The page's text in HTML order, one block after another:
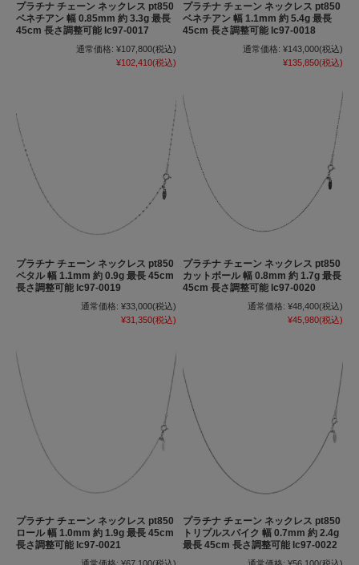
プラチナ チェーン ネックレス pt850
ベネチアン 幅 0.85mm 約 3.3g 最長
45cm 長さ調整可能 lc97-0017
通常価格: ¥107,800(税込)
¥102,410(税込)
プラチナ チェーン ネックレス pt850
ベネチアン 幅 1.1mm 約 5.4g 最長
45cm 長さ調整可能 lc97-0018
通常価格: ¥143,000(税込)
¥135,850(税込)
プラチナ チェーン ネックレス pt850
ペタル 幅 1.1mm 約 0.9g 最長 45cm
長さ調整可能 lc97-0019
通常価格: ¥33,000(税込)
¥31,350(税込)
プラチナ チェーン ネックレス pt850
カットボール 幅 0.8mm 約 1.7g 最長
45cm 長さ調整可能 lc97-0020
通常価格: ¥48,400(税込)
¥45,980(税込)
プラチナ チェーン ネックレス pt850
ロール 幅 1.0mm 約 1.9g 最長 45cm
長さ調整可能 lc97-0021
プラチナ チェーン ネックレス pt850
トリプルスパイク 幅 0.7mm 約 2.4g
最長 45cm 長さ調整可能 lc97-0022